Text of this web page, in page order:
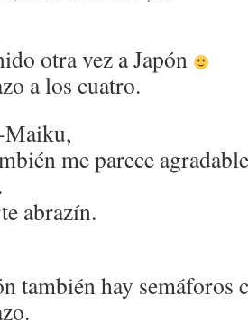
otra vez a Japón
a los cuatro.
me parece
abrazín.
también hay semáforos